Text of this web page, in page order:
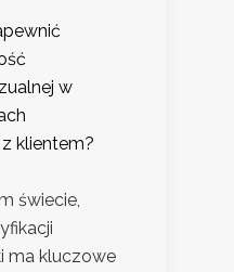
w
klientem?
świecie,
ma kluczowe